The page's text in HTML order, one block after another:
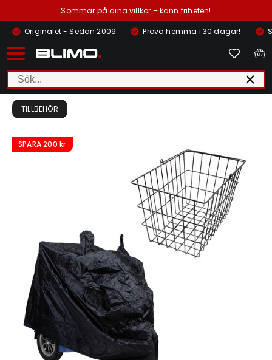
Sommar på dina villkor – känn friheten!
Originalet - Sedan 2009
Prova hemma i 30 dagar!
TILLBEHÖR
SPARA200 kr